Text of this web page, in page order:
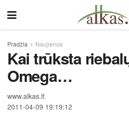
Pradžia Naujienos
Kai trūksta
Omega…
www.alkas.lt
2011-04-09 19:19:12